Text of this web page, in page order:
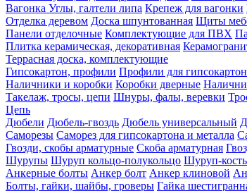
Вагонка Углы, галтели липа Крепеж для вагонки
Отделка деревом Доска шпунтованная Щиты
Панели отделочные Комплектующие для ПВХ
Плитка керамическая, декоративная
Террасная доска, комплектующие
Гипсокартон, профили Профили для
Наличники и коробки Коробки дверные
Такелаж, тросы, цепи Шнуры, фалы, веревки
Цепь
Дюбели Дюбель-гвоздь Дюбель универсальный
Саморезы Саморез для гипсокартона и металла
Гвозди, скобы арматурные Скоба арматурная
Шурупы Шуруп кольцо-полукольцо Шуруп-
Анкерные болты Анкер болт Анкер клиновой
Болты, гайки, шайбы, гроверы Гайка